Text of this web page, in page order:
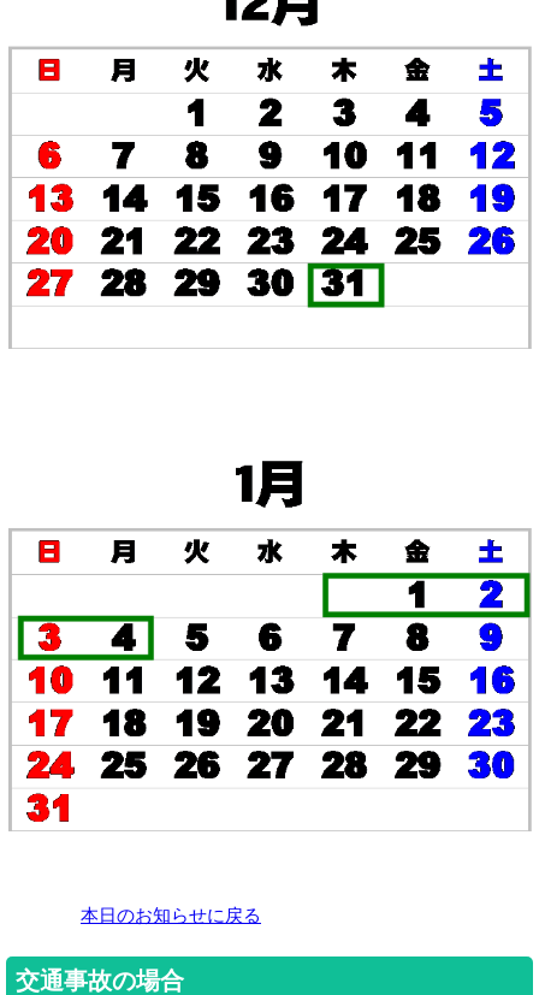
本日のお知らせに戻る
交通事故の場合